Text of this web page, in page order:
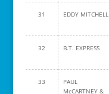
31 EDDY MITCHELL
32 B.T. EXPRESS
33
PAUL
McCARTNEY &